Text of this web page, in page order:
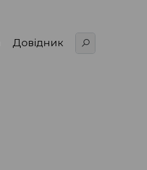
Довідник